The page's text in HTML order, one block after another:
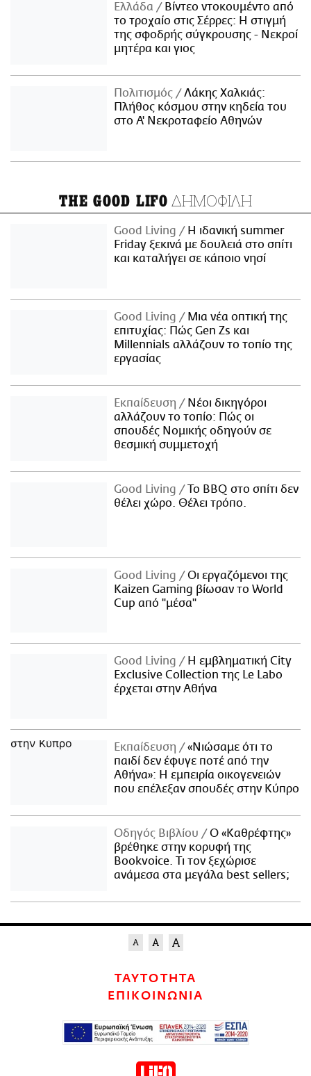
Ελλάδα
Βίντεο ντοκουμέντο από
το τροχαίο στις Σέρρες: Η στιγμή
της σφοδρής σύγκρουσης - Νεκροί
μητέρα και γιος
Πολιτισμός
Λάκης Χαλκιάς:
Πλήθος κόσμου στην κηδεία του
στο Α' Νεκροταφείο Αθηνών
THE GOOD LIFO ΔΗΜΟΦΙΛΗ
Good Living
Η ιδανική summer
Friday ξεκινά με δουλειά στο σπίτι
και καταλήγει σε κάποιο νησί
Good Living
Μια νέα οπτική της
επιτυχίας: Πώς Gen Zs και
Millennials αλλάζουν το τοπίο της
εργασίας
Εκπαίδευση
Νέοι δικηγόροι
αλλάζουν το τοπίο: Πώς οι
σπουδές Νομικής οδηγούν σε
θεσμική συμμετοχή
Good Living
Το BBQ στο σπίτι δεν
θέλει χώρο. Θέλει τρόπο.
Good Living
Οι εργαζόμενοι της
Kaizen Gaming βίωσαν το World
Cup από "μέσα"
Good Living
Η εμβληματική City
Exclusive Collection της Le Labo
έρχεται στην Αθήνα
Εκπαίδευση
«Νιώσαμε ότι το
παιδί δεν έφυγε ποτέ από την
Αθήνα»: Η εμπειρία οικογενειών
που επέλεξαν σπουδές στην Κύπρο
Οδηγός Βιβλίου
Ο «Καθρέφτης»
βρέθηκε στην κορυφή της
Bookvoice. Τι τον ξεχώρισε
ανάμεσα στα μεγάλα best sellers;
ΤΑΥΤΟΤΗΤΑ
ΕΠΙΚΟΙΝΩΝΙΑ